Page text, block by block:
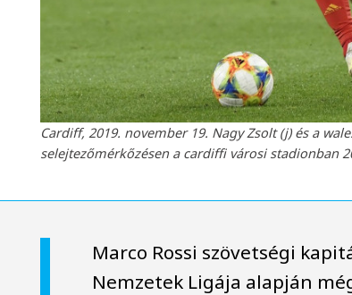
Cardiff, 2019. november 19. Nagy Zsolt (j) és a
selejtezőmérkőzésen a cardiffi városi stadionban
Marco Rossi szövetségi
Nemzetek Ligája alapján